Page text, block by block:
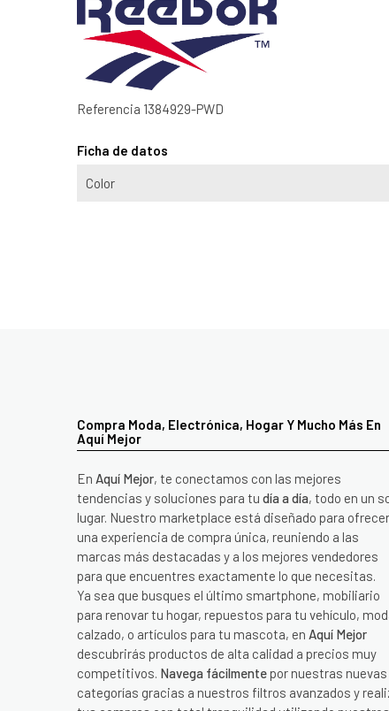
Referencia 1384929-PWD
Ficha de datos
Color
Compra Moda, Electrónica, Hogar Y Mucho Más En
Aquí Mejor
En Aquí Mejor, te conectamos con las mejores
tendencias y soluciones para tu día a día, todo en un
lugar. Nuestro marketplace está diseñado para
una experiencia de compra única, reuniendo a las
marcas más destacadas y a los mejores vendedores
para que encuentres exactamente lo que necesitas.
Ya sea que busques el último smartphone, mobiliario
para renovar tu hogar, repuestos para tu vehículo,
calzado, o artículos para tu mascota, en Aquí Mejor
descubrirás productos de alta calidad a precios muy
competitivos. Navega fácilmente por nuestras nuevas
categorías gracias a nuestros filtros avanzados y